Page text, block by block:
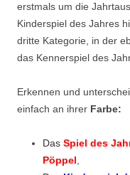
erstmals um die
Kinderspiel des Jahres
dritte Kategorie, in der
das Kennerspiel des
Erkennen und
einfach an ihrer Farbe:
Das Spiel des
Pöppel,